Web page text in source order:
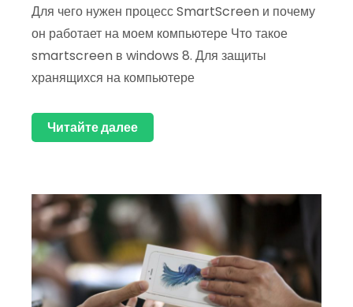
Для чего нужен процесс SmartScreen и почему
он работает на моем компьютере Что такое
smartscreen в windows 8. Для защиты
хранящихся на компьютере
Читайте далее